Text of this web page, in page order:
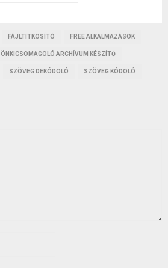
FÁJLTITKOSÍTÓ FREE ALKALMAZÁSOK
ÖNKICSOMAGOLÓ ARCHÍVUM KÉSZÍTŐ
SZÖVEG DEKÓDOLÓ SZÖVEG KÓDOLÓ